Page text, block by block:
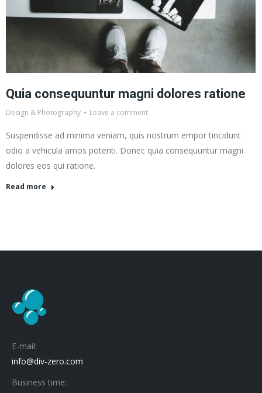
Quia consequuntur magni dolores ratione
Design & Photography Leave a comment
Suspendisse ad minima veniam, quis nostrum empor tincidunt
odio a vehicula amos potenti. Donec quia consequuntur magni
dolores eos qui ratione.
Read more
E-mail:
info@div-zero.com
Business time: